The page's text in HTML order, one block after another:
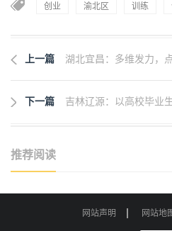
创业 渝北区 训练
上一篇 湖北宜昌：多维发力，
下一篇 吉林辽源：以高校毕业
推荐阅读
网站声明 网站地